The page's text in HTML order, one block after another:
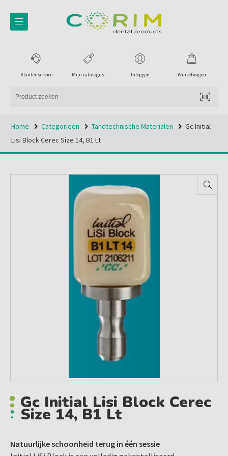
Winkelwagen
Inloggen
Mijn catalogus
Klantenservice
Home Categorieën Tandtechnische Materialen
Gc Initial
Lisi Block Cerec Size 14, B1 Lt
Gc Initial Lisi Block Cerec
Size 14, B1 Lt
Natuurlijke schoonheid terug in één sessie